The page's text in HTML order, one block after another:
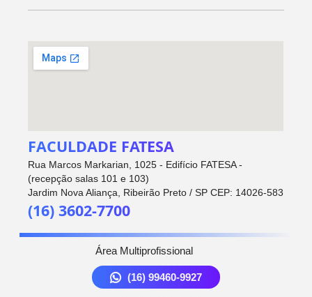
FACULDADE FATESA
Rua Marcos Markarian, 1025 - Edifício FATESA -
(recepção salas 101 e 103)
Jardim Nova Aliança, Ribeirão Preto / SP CEP: 14026-583
(16) 3602-7700
Área Multiprofissional
(16) 99460-9927